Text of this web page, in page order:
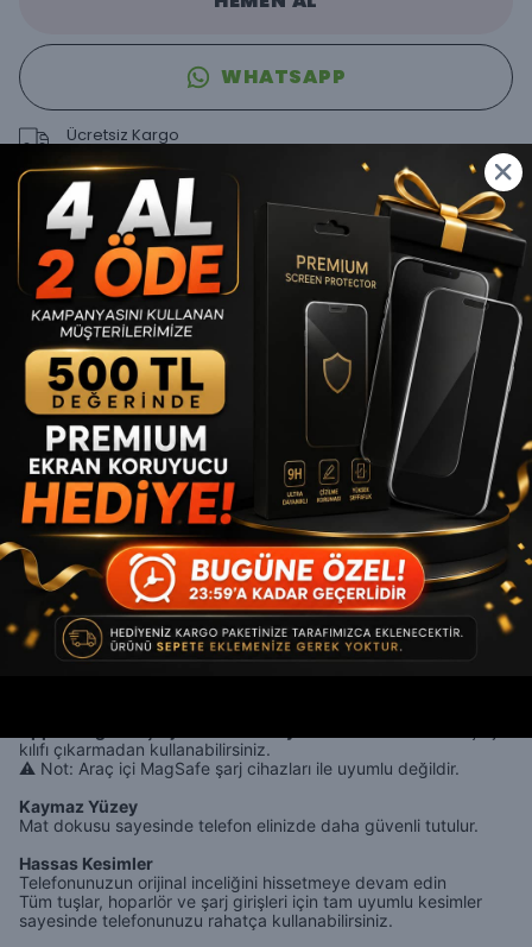
WHATSAPP
Ücretsiz Kargo
En Uygun Fiyat Garantisi
Ürün Açıklaması
Telefonunuzun şık tasarımını gizlemeden korumak isteyenler
için tasarlanan Ultra İnce Mat MagSafe Kılıf, minimal yapısı ve
modern görünümüyle günlük kullanım için ideal bir
seçenektir.Telefonunuzun orijinal inceliğini hissetmeye devam
edin
Ultra ince yapısı sayesinde telefonunuza neredeyse kılıf
yokmuş hissi verirken mat yüzeyi ile sade ve premium bir
görünüm kazandırır.
Ultra İnce Tasarım
İnce yapısı sayesinde telefonun kalınlığını neredeyse hiç
artırmaz ve cihazın orijinal hissini korur. Ultra ince kılıf cihazın
formunu bozmadan koruma sağlar.
Mat Premium Görünüm
Mat yüzey tasarımı sayesinde telefonunuza sade, modern ve
şık bir görünüm kazandırır.
kılıfı çıkarmadan kullanabilirsiniz.
⚠️ Not: Araç içi MagSafe şarj cihazları ile uyumlu değildir.
Kaymaz Yüzey
Mat dokusu sayesinde telefon elinizde daha güvenli tutulur.
Hassas Kesimler
Telefonunuzun orijinal inceliğini hissetmeye devam edin
Tüm tuşlar, hoparlör ve şarj girişleri için tam uyumlu kesimler
sayesinde telefonunuzu rahatça kullanabilirsiniz.